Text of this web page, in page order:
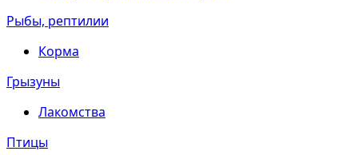
Рыбы, рептилии
Корма
Грызуны
Лакомства
Птицы